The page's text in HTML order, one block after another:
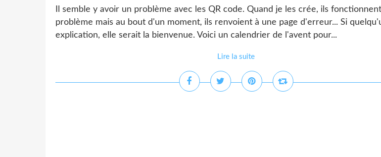
Il semble y avoir un problème avec les QR code. Quand je les crée, ils
problème mais au bout d'un moment, ils renvoient à une page d'erreur... Si
explication, elle serait la bienvenue. Voici un calendrier de l'avent pour...
Lire la suite